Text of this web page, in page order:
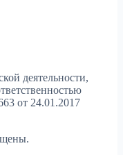
деятельности,
от 24.01.2017